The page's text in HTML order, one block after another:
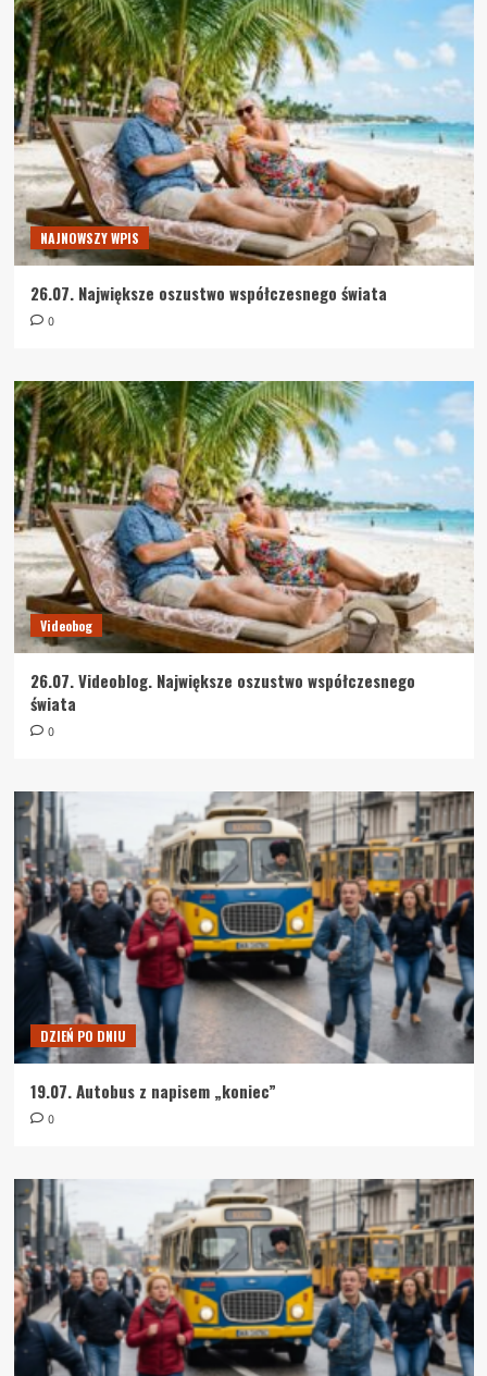
NAJNOWSZY WPIS
26.07. Największe oszustwo współczesnego świata
0
Videobog
26.07. Videoblog. Największe oszustwo współczesnego
świata
0
DZIEŃ PO DNIU
19.07. Autobus z napisem „koniec”
0